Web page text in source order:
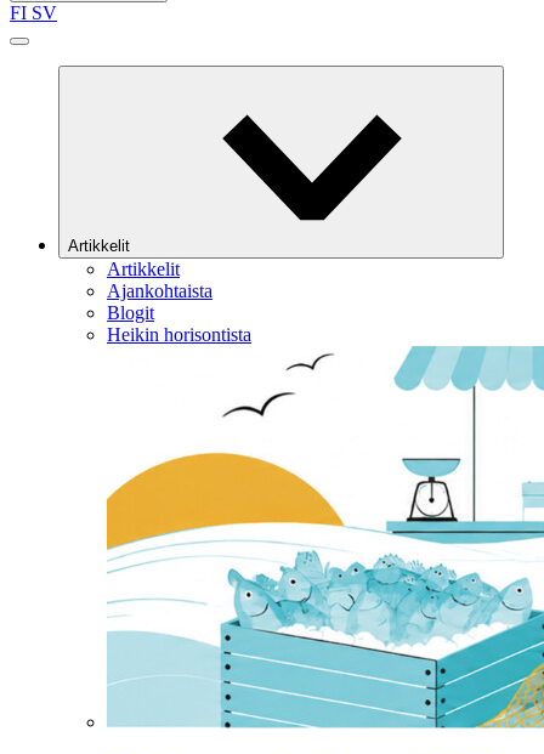
FI SV
Artikkelit
Artikkelit
Ajankohtaista
Blogit
Heikin horisontista